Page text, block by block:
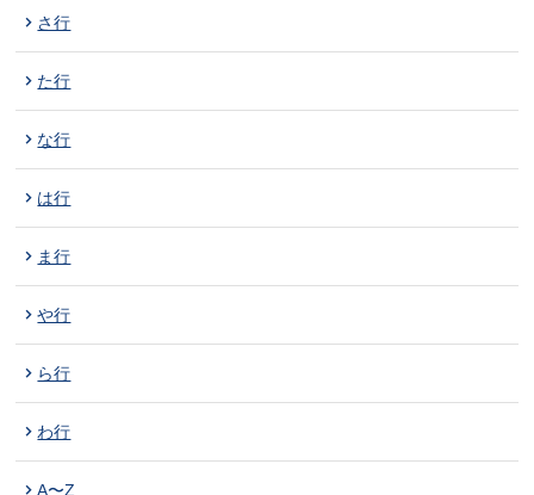
さ行
た行
な行
は行
ま行
や行
ら行
わ行
A〜Z